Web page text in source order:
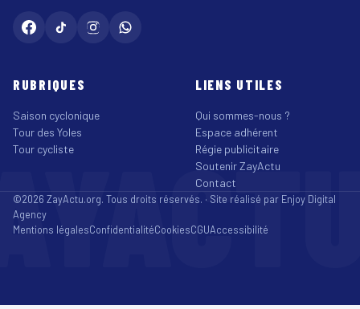
RUBRIQUES
Saison cyclonique
Tour des Yoles
Tour cycliste
LIENS UTILES
Qui sommes-nous ?
Espace adhérent
Régie publicitaire
Soutenir ZayActu
Contact
©2026 ZayActu.org. Tous droits réservés. · Site réalisé par Enjoy Digital
Agency
Mentions légalesConfidentialitéCookiesCGUAccessibilité